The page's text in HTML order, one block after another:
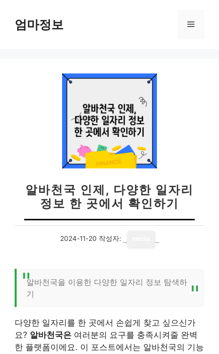
엄마정보 메
알바천국 인제, 다양한 일자리
정보 한 곳에서 확인하기
2024-11-20 작성자:
알바천국을 이용한 다양한 일자리 정보 탐색하
기
다양한 일자리를 한 곳에서 손쉽게 찾고 싶으신가
요? 알바천국은 여러분의 요구를 충족시켜줄 완벽
한 플랫폼이에요. 이 포스트에서는 알바천국의 기능